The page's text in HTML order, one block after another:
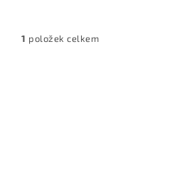
1 položek celkem